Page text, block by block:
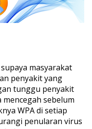
masyarakat
penyakit yang
tunggu penyakit
sebelum
WPA di setiap
penularan virus